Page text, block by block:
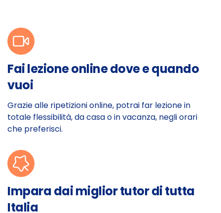
Fai lezione online dove e quando
vuoi
Grazie alle ripetizioni online, potrai far lezione in
totale flessibilità, da casa o in vacanza, negli orari
che preferisci.
Impara dai miglior tutor di tutta
Italia